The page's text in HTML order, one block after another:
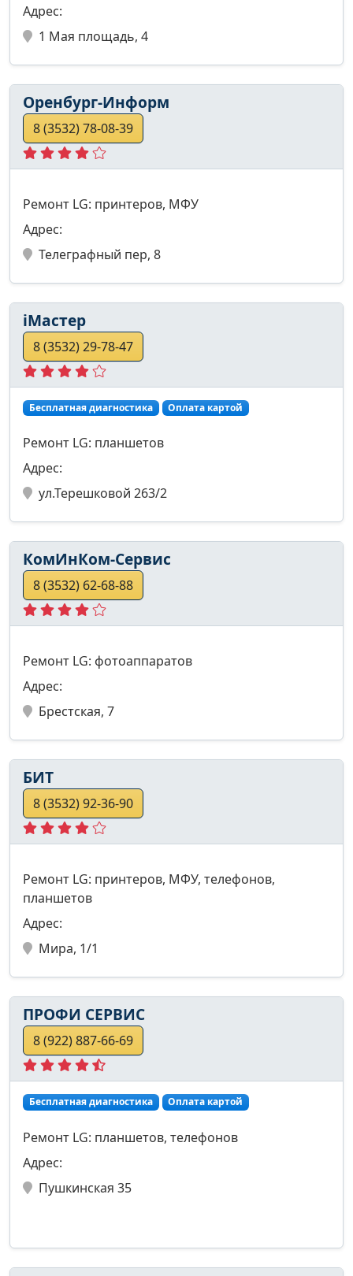
Адрес:
1 Мая площадь, 4
Оренбург-Информ
8 (3532) 78-08-39
Ремонт LG: принтеров, МФУ
Адрес:
Телеграфный пер, 8
iMaстер
8 (3532) 29-78-47
Бесплатная диагностика Оплата картой
Ремонт LG: планшетов
Адрес:
ул.Терешковой 263/2
КомИнКом-Сервис
8 (3532) 62-68-88
Ремонт LG: фотоаппаратов
Адрес:
Брестская, 7
БИТ
8 (3532) 92-36-90
Ремонт LG: принтеров, МФУ, телефонов,
планшетов
Адрес:
Мира, 1/1
ПРОФИ СЕРВИС
8 (922) 887-66-69
Бесплатная диагностика Оплата картой
Ремонт LG: планшетов, телефонов
Адрес:
Пушкинская 35